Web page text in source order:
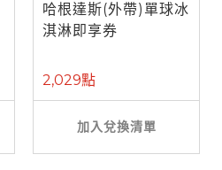
哈根達斯(外帶)單球冰
淇淋即享券
2,029點
加入兌換清單